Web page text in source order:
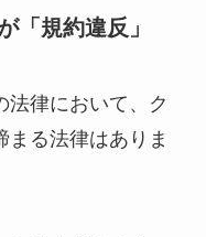
「規約違反」
法律において、ク
まる法律はありま